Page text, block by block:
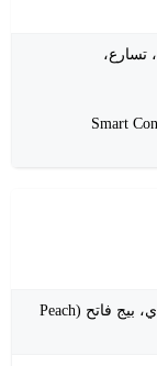
أسود، الأزرق الهادئ، كينيل باي، بيج فاتح (Peach